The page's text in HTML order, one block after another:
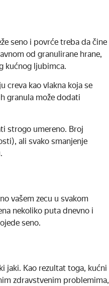
seno i povrće treba da čine
od granulirane hrane,
kućnog ljubimca.
creva kao vlakna koja se
granula može dodati
strogo umereno. Broj
ali svako smanjenje
vašem zecu u svakom
nekoliko puta dnevno i
seno.
jaki. Kao rezultat toga, kućni
zdravstvenim problemima,